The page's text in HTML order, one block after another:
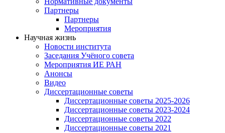
Партнеры
Партнеры
Мероприятия
Научная жизнь
Новости института
Заседания Учёного совета
Мероприятия ИЕ РАН
Анонсы
Видео
Диссертационные советы
Диссертационные советы 2025-2026
Диссертационные советы 2023-2024
Диссертационные советы 2022
Диссертационные советы 2021